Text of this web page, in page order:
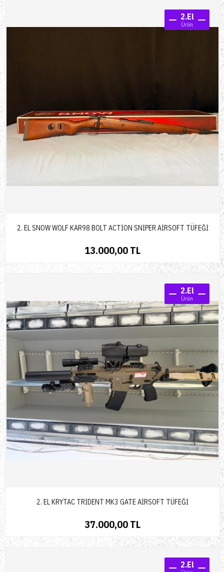
2.El
Ürün
2. EL SNOW WOLF KAR98 BOLT ACTİON SNİPER AİRSOFT TÜFEĞİ
13.000,00 TL
2.El
Ürün
2. EL KRYTAC TRİDENT MK3 GATE AİRSOFT TÜFEĞİ
37.000,00 TL
2.El